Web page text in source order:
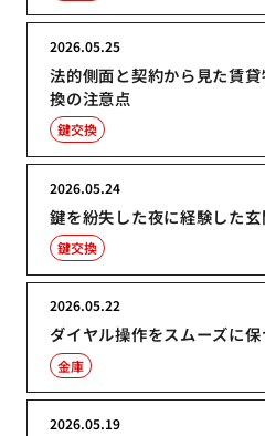
法的側面と契約から見た賃
換の注意点
2026.05.25
鍵交換
鍵を紛失した夜に経験した
2026.05.24
鍵交換
ダイヤル操作をスムーズに
2026.05.22
金庫
2026.05.19